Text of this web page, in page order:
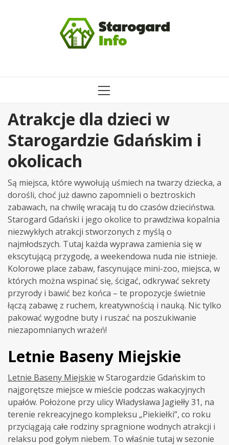
MENU
Atrakcje dla dzieci w
Starogardzie Gdańskim i
okolicach
Są miejsca, które wywołują uśmiech na twarzy dziecka, a
dorośli, choć już dawno zapomnieli o beztroskich
zabawach, na chwilę wracają tu do czasów dzieciństwa.
Starogard Gdański i jego okolice to prawdziwa kopalnia
niezwykłych atrakcji stworzonych z myślą o
najmłodszych. Tutaj każda wyprawa zamienia się w
ekscytującą przygodę, a weekendowa nuda nie istnieje.
Kolorowe place zabaw, fascynujące mini-zoo, miejsca, w
których można wspinać się, ścigać, odkrywać sekrety
przyrody i bawić bez końca – te propozycje świetnie
łączą zabawę z ruchem, kreatywnością i nauką. Nic tylko
pakować wygodne buty i ruszać na poszukiwanie
niezapomnianych wrażeń!
Letnie Baseny Miejskie
Letnie Baseny Miejskie w Starogardzie Gdańskim to
najgorętsze miejsce w mieście podczas wakacyjnych
upałów. Położone przy ulicy Władysława Jagiełły 31, na
terenie rekreacyjnego kompleksu „Piekiełki”, co roku
przyciągają całe rodziny spragnione wodnych atrakcji i
relaksu pod gołym niebem. To właśnie tutaj w sezonie